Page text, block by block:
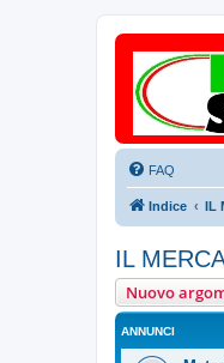
FAQ
Indice IL
IL
Nuovo
ANNUNCI